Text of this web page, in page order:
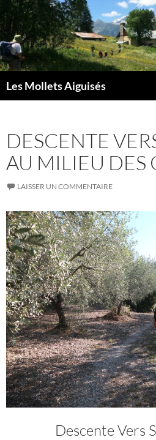
Aller
au
contenu
Les Mollets Aiguisés
DESCENTE
AU MILIEU DES
LAISSER UN COMMENTAIRE